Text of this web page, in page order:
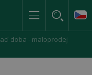
doba - maloprodej